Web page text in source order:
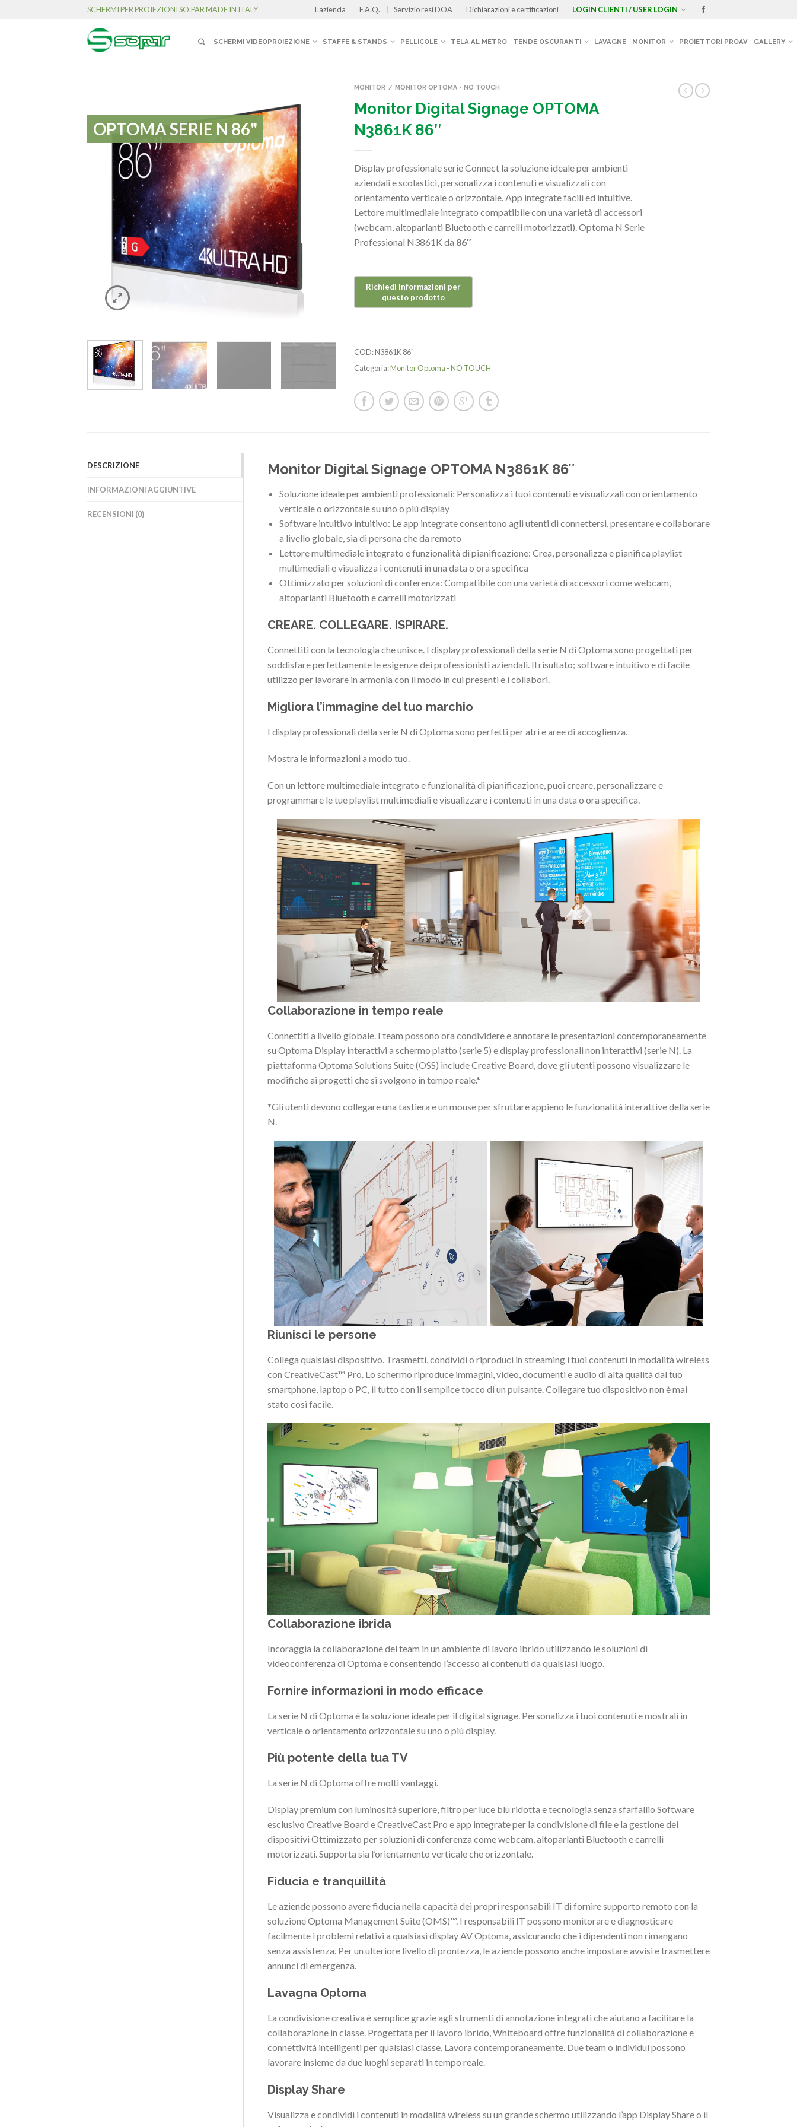
SCHERMI PER PROIEZIONI SO.PAR MADE IN ITALY L’azienda F.A.Q. Servizio resi DOA Dichiarazioni e certificazioni LOGIN CLIENTI / USER LOGIN
SCHERMI VIDEOPROIEZIONE STAFFE & STANDS PELLICOLE TELA AL METRO TENDE OSCURANTI LAVAGNE MONITOR PROIETTORI PROAV GALLERY
OPTOMA SERIE N 86"
MONITOR / MONITOR OPTOMA - NO TOUCH
Monitor Digital Signage OPTOMA
N3861K 86″
Display professionale serie Connect la soluzione ideale per ambienti
aziendali e scolastici, personalizza i contenuti e visualizzali con
orientamento verticale o orizzontale. App integrate facili ed intuitive.
Lettore multimediale integrato compatibile con una varietà di accessori
(webcam, altoparlanti Bluetooth e carrelli motorizzati). Optoma N Serie
Professional N3861K da 86″
COD:N3861K 86"
Categoria:Monitor Optoma - NO TOUCH
DESCRIZIONE
INFORMAZIONI AGGIUNTIVE
RECENSIONI (0)
Monitor Digital Signage OPTOMA N3861K 86″
Soluzione ideale per ambienti professionali: Personalizza i tuoi contenuti e visualizzali con orientamento
verticale o orizzontale su uno o più display
Software intuitivo intuitivo: Le app integrate consentono agli utenti di connettersi, presentare e collaborare
a livello globale, sia di persona che da remoto
Lettore multimediale integrato e funzionalità di pianificazione: Crea, personalizza e pianifica playlist
multimediali e visualizza i contenuti in una data o ora specifica
Ottimizzato per soluzioni di conferenza: Compatibile con una varietà di accessori come webcam,
altoparlanti Bluetooth e carrelli motorizzati
CREARE. COLLEGARE. ISPIRARE.
Connettiti con la tecnologia che unisce. I display professionali della serie N di Optoma sono progettati per
soddisfare perfettamente le esigenze dei professionisti aziendali. Il risultato; software intuitivo e di facile
utilizzo per lavorare in armonia con il modo in cui presenti e i collabori.
Migliora l’immagine del tuo marchio
I display professionali della serie N di Optoma sono perfetti per atri e aree di accoglienza.
Mostra le informazioni a modo tuo.
Con un lettore multimediale integrato e funzionalità di pianificazione, puoi creare, personalizzare e
programmare le tue playlist multimediali e visualizzare i contenuti in una data o ora specifica.
Collaborazione in tempo reale
Connettiti a livello globale. I team possono ora condividere e annotare le presentazioni contemporaneamente
su Optoma Display interattivi a schermo piatto (serie 5) e display professionali non interattivi (serie N). La
piattaforma Optoma Solutions Suite (OSS) include Creative Board, dove gli utenti possono visualizzare le
modifiche ai progetti che si svolgono in tempo reale.*
*Gli utenti devono collegare una tastiera e un mouse per sfruttare appieno le funzionalità interattive della serie
N.
Riunisci le persone
Collega qualsiasi dispositivo. Trasmetti, condividi o riproduci in streaming i tuoi contenuti in modalità wireless
con CreativeCast™ Pro. Lo schermo riproduce immagini, video, documenti e audio di alta qualità dal tuo
smartphone, laptop o PC, il tutto con il semplice tocco di un pulsante. Collegare tuo dispositivo non è mai
stato così facile.
Collaborazione ibrida
Incoraggia la collaborazione del team in un ambiente di lavoro ibrido utilizzando le soluzioni di
videoconferenza di Optoma e consentendo l’accesso ai contenuti da qualsiasi luogo.
Fornire informazioni in modo efficace
La serie N di Optoma è la soluzione ideale per il digital signage. Personalizza i tuoi contenuti e mostrali in
verticale o orientamento orizzontale su uno o più display.
Più potente della tua TV
La serie N di Optoma offre molti vantaggi.
Display premium con luminosità superiore, filtro per luce blu ridotta e tecnologia senza sfarfallio Software
esclusivo Creative Board e CreativeCast Pro e app integrate per la condivisione di file e la gestione dei
dispositivi Ottimizzato per soluzioni di conferenza come webcam, altoparlanti Bluetooth e carrelli
motorizzati. Supporta sia l’orientamento verticale che orizzontale.
Fiducia e tranquillità
Le aziende possono avere fiducia nella capacità dei propri responsabili IT di fornire supporto remoto con la
soluzione Optoma Management Suite (OMS)™. I responsabili IT possono monitorare e diagnosticare
facilmente i problemi relativi a qualsiasi display AV Optoma, assicurando che i dipendenti non rimangano
senza assistenza. Per un ulteriore livello di prontezza, le aziende possono anche impostare avvisi e trasmettere
annunci di emergenza.
Lavagna Optoma
La condivisione creativa è semplice grazie agli strumenti di annotazione integrati che aiutano a facilitare la
collaborazione in classe. Progettata per il lavoro ibrido, Whiteboard offre funzionalità di collaborazione e
connettività intelligenti per qualsiasi classe. Lavora contemporaneamente. Due team o individui possono
lavorare insieme da due luoghi separati in tempo reale.
Display Share
Visualizza e condividi i contenuti in modalità wireless su un grande schermo utilizzando l’app Display Share o il